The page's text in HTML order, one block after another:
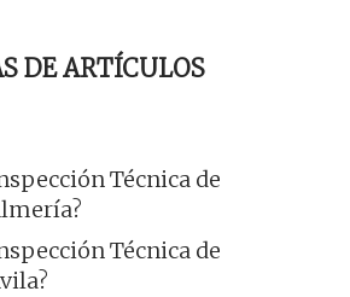
DE ARTÍCULOS
Técnica de
Técnica de